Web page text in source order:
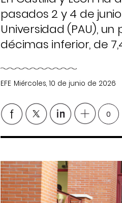
pasados 2 y 4 de
Universidad (PAU),
décimas inferior, de
EFE Miércoles, 10 de junio de 2026
0